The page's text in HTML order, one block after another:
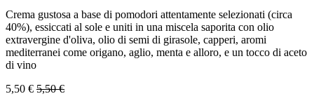
Crema gustosa a base di pomodori attentamente selezionati (circa
40%), essiccati al sole e uniti in una miscela saporita con olio
extravergine d'oliva, olio di semi di girasole, capperi, aromi
mediterranei come origano, aglio, menta e alloro, e un tocco di aceto
di vino
5,50 € 5,50€